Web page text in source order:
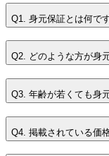
Q1. 身元保証とは何で
Q2. どのような方が身
Q3. 年齢が若くても身
Q4. 掲載されている価